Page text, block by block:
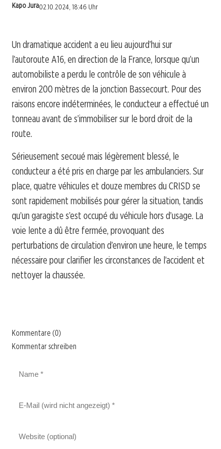
Kapo Jura02.10.2024, 18:46 Uhr
Un dramatique accident a eu lieu aujourd’hui sur
l’autoroute A16, en direction de la France, lorsque qu’un
automobiliste a perdu le contrôle de son véhicule à
environ 200 mètres de la jonction Bassecourt. Pour des
raisons encore indéterminées, le conducteur a effectué un
tonneau avant de s’immobiliser sur le bord droit de la
route.
Sérieusement secoué mais légèrement blessé, le
conducteur a été pris en charge par les ambulanciers. Sur
place, quatre véhicules et douze membres du CRISD se
sont rapidement mobilisés pour gérer la situation, tandis
qu’un garagiste s’est occupé du véhicule hors d’usage. La
voie lente a dû être fermée, provoquant des
perturbations de circulation d’environ une heure, le temps
nécessaire pour clarifier les circonstances de l’accident et
nettoyer la chaussée.
Kommentare (0)
Kommentar schreiben